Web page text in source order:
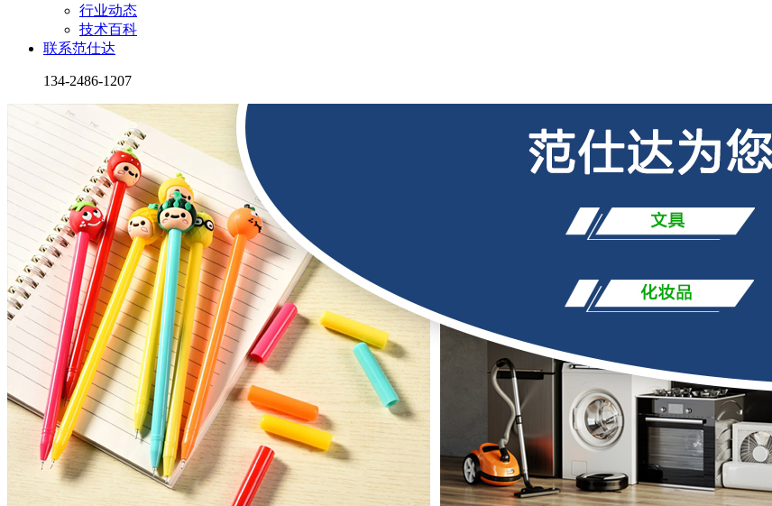
行业动态
技术百科
联系范仕达
134-2486-1207